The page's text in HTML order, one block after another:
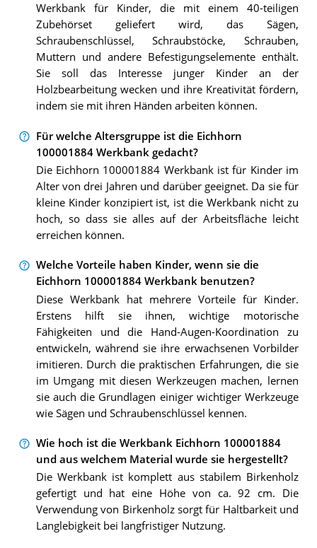
Werkbank für Kinder, die mit einem 40-teiligen
Zubehörset geliefert wird, das Sägen,
Schraubenschlüssel, Schraubstöcke, Schrauben,
Muttern und andere Befestigungselemente enthält.
Sie soll das Interesse junger Kinder an der
Holzbearbeitung wecken und ihre Kreativität fördern,
indem sie mit ihren Händen arbeiten können.
Für welche Altersgruppe ist die Eichhorn
100001884 Werkbank gedacht?
Die Eichhorn 100001884 Werkbank ist für Kinder im
Alter von drei Jahren und darüber geeignet. Da sie für
kleine Kinder konzipiert ist, ist die Werkbank nicht zu
hoch, so dass sie alles auf der Arbeitsfläche leicht
erreichen können.
Welche Vorteile haben Kinder, wenn sie die
Eichhorn 100001884 Werkbank benutzen?
Diese Werkbank hat mehrere Vorteile für Kinder.
Erstens hilft sie ihnen, wichtige motorische
Fähigkeiten und die Hand-Augen-Koordination zu
entwickeln, während sie ihre erwachsenen Vorbilder
imitieren. Durch die praktischen Erfahrungen, die sie
im Umgang mit diesen Werkzeugen machen, lernen
sie auch die Grundlagen einiger wichtiger Werkzeuge
wie Sägen und Schraubenschlüssel kennen.
Wie hoch ist die Werkbank Eichhorn 100001884
und aus welchem Material wurde sie hergestellt?
Die Werkbank ist komplett aus stabilem Birkenholz
gefertigt und hat eine Höhe von ca. 92 cm. Die
Verwendung von Birkenholz sorgt für Haltbarkeit und
Langlebigkeit bei langfristiger Nutzung.